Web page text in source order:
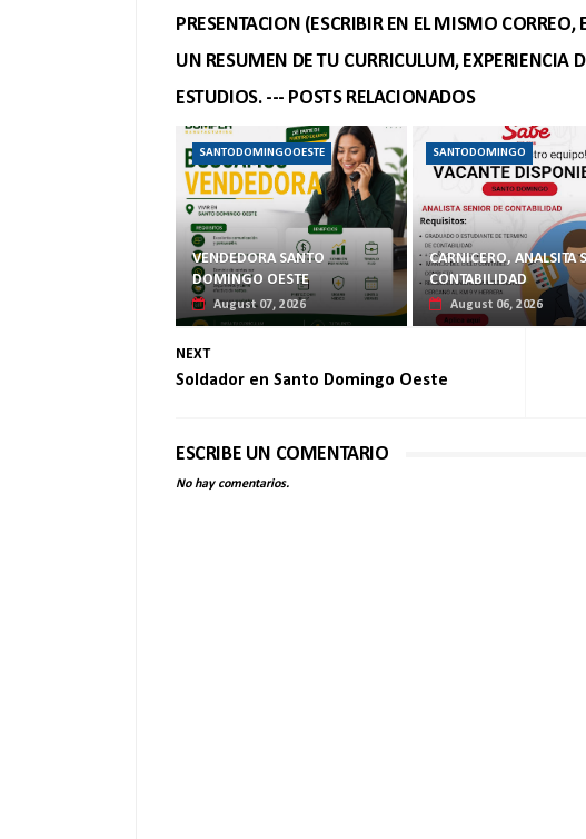
PRESENTACION (ESCRIBIR EN EL MISMO
UN RESUMEN DE TU CURRICULUM, EXPERIENCIA
ESTUDIOS. --- POSTS RELACIONADOS
SANTODOMINGOOESTE
VENDEDORA SANTO
DOMINGO OESTE
August 07, 2026
SANTODOMINGO
CARNICERO, ANALSITA
CONTABILIDAD
August 06, 2026
NEXT
Soldador en Santo Domingo Oeste
ESCRIBE UN COMENTARIO
No hay comentarios.